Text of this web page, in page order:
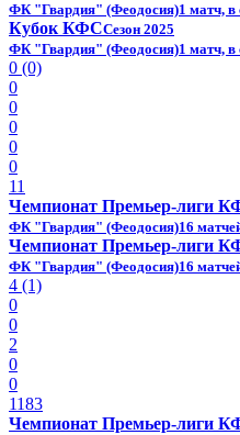
ФК "Гвардия" (Феодосия)1 матч, в
Кубок КФССезон 2025
ФК "Гвардия" (Феодосия)1 матч, в
0 (0)
0
0
0
0
0
11
Чемпионат Премьер-лиги
ФК "Гвардия" (Феодосия)16
Чемпионат Премьер-лиги
ФК "Гвардия" (Феодосия)16
4 (1)
0
0
2
0
0
1183
Чемпионат Премьер-лиги